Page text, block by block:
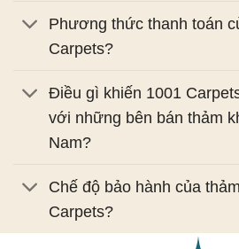
Phương thức thanh toán
Carpets?
Điều gì khiến 1001
với những bên bán thảm
Nam?
Chế độ bảo hành của
Carpets?